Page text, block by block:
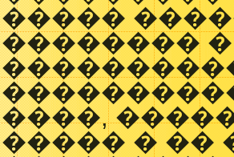
�����
�������� �
����,
����� � ��